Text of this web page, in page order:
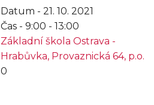
Datum - 21. 10. 2021
Čas - 9:00 - 13:00
Základní škola Ostrava -
Hrabůvka, Provaznická 64, p.o.
0